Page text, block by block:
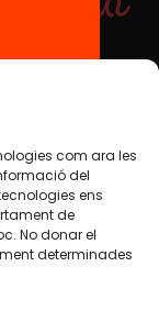
com ara les
del
ens
de
No donar el
determinades